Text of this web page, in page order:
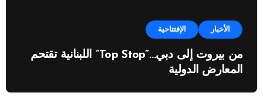
الأخبار الإفتتاحية
من بيروت إلى دبي…”Top Stop” اللبنانية تقتحم
المعارض الدولية